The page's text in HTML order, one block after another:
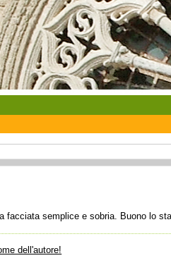
facciata semplice e sobria. Buono lo
dell'autore!